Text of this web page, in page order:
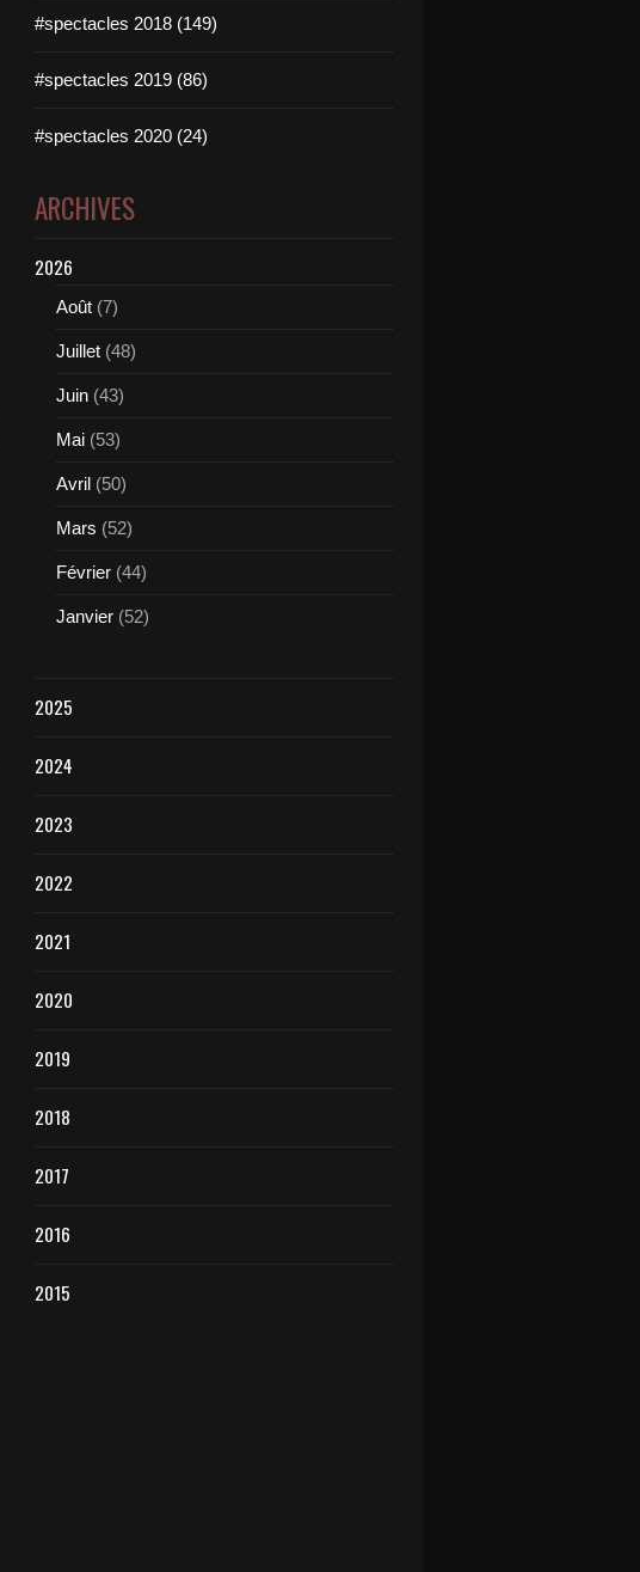
#spectacles 2018 (149)
#spectacles 2019 (86)
#spectacles 2020 (24)
ARCHIVES
2026
Août (7)
Juillet (48)
Juin (43)
Mai (53)
Avril (50)
Mars (52)
Février (44)
Janvier (52)
2025
2024
2023
2022
2021
2020
2019
2018
2017
2016
2015